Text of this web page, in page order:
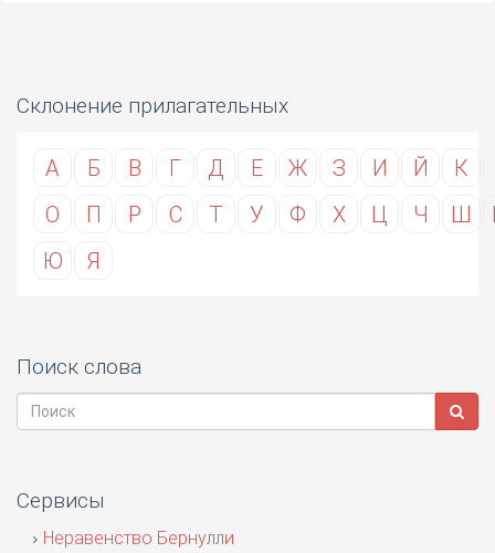
Склонение прилагательных
А Б В Г Д Е Ж З И Й К
О
П Р С Т У Ф Х Ц Ч Ш
Ю
Я
Поиск слова
Сервисы
Неравенство Бернулли